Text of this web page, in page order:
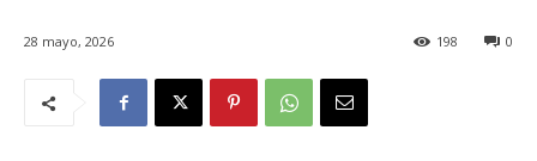
28 mayo, 2026 0
198